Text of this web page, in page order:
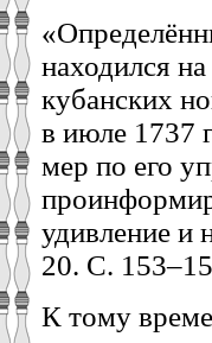
находился
кубанских
в июле 1737
мер по его
удивление и
20. С.
К тому